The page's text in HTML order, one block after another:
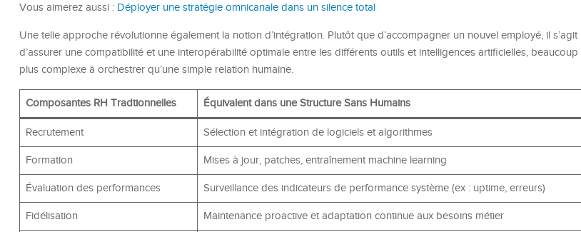
Vous aimerez aussi : Déployer une stratégie omnicanale dans un silence total
Une telle approche révolutionne également la notion d’intégration. Plutôt que d’accompagner un nouvel employé, il s’agit
d’assurer une compatibilité et une interopérabilité optimale entre les différents outils et intelligences artificielles, beaucoup
plus complexe à orchestrer qu’une simple relation humaine.
Composantes RH Tradtionnelles Équivalent dans une Structure Sans Humains
Recrutement Sélection et intégration de logiciels et algorithmes
Formation Mises à jour, patches, entraînement machine learning
Évaluation des performances Surveillance des indicateurs de performance système (ex : uptime, erreurs)
Fidélisation Maintenance proactive et adaptation continue aux besoins métier